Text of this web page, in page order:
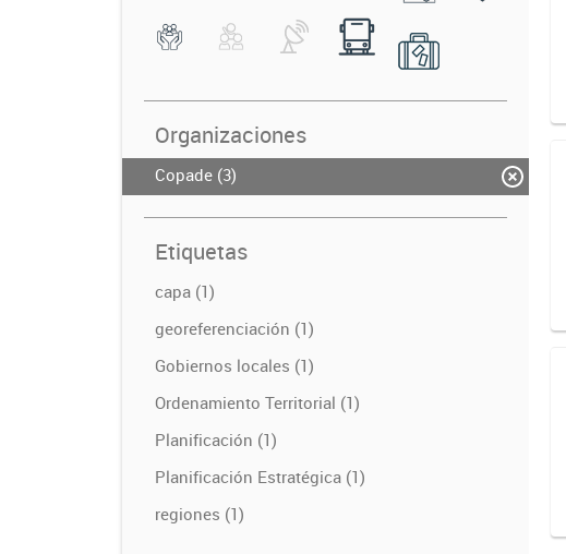
Organizaciones
Copade (3)
Etiquetas
capa (1)
georeferenciación (1)
Gobiernos locales (1)
Ordenamiento Territorial (1)
Planificación (1)
Planificación Estratégica (1)
regiones (1)